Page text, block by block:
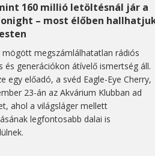
160 millió letöltésnál jár a
– most élőben
mögött megszámlálhatatlan rádiós
és generációkon átívelő ismertség áll.
egy előadó, a svéd Eagle-Eye Cherry,
23-án az Akvárium Klubban ad
ahol a világsláger mellett
legfontosabb dalai is